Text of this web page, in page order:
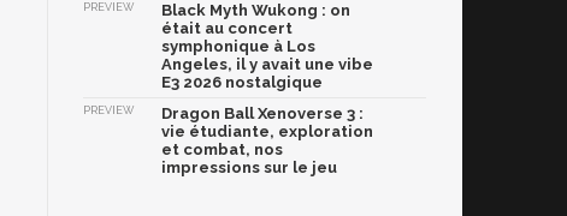
PREVIEW
Black Myth Wukong : on
était au concert
symphonique à Los
Angeles, il y avait une vibe
E3 2026 nostalgique
PREVIEW
Dragon Ball Xenoverse 3 :
vie étudiante, exploration
et combat, nos
impressions sur le jeu